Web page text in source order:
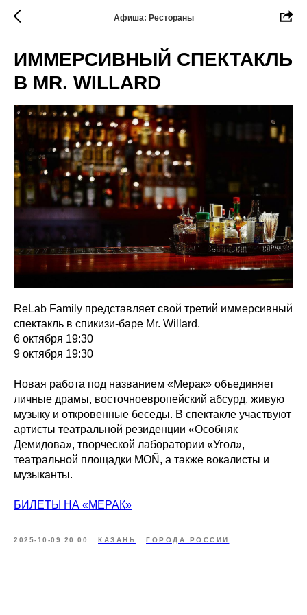
Афиша: Рестораны
ИММЕРСИВНЫЙ СПЕКТАКЛЬ
В MR. WILLARD
ReLab Family представляет свой третий иммерсивный
спектакль в спикизи-баре Mr. Willard.
6 октября 19:30
9 октября 19:30
Новая работа под названием «Мерак» объединяет
личные драмы, восточноевропейский абсурд, живую
музыку и откровенные беседы. В спектакле участвуют
артисты театральной резиденции «Особняк
Демидова», творческой лаборатории «Угол»,
театральной площадки MOÑ, а также вокалисты и
музыканты.
БИЛЕТЫ НА «МЕРАК»
2025-10-09 20:00 КАЗАНЬ ГОРОДА РОССИИ